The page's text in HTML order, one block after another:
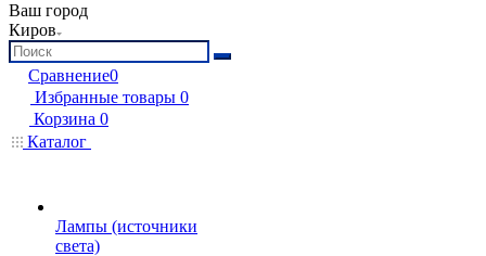
Ваш город
Киров
Сравнение0
Избранные товары 0
Корзина 0
Каталог
Лампы (источники
света)